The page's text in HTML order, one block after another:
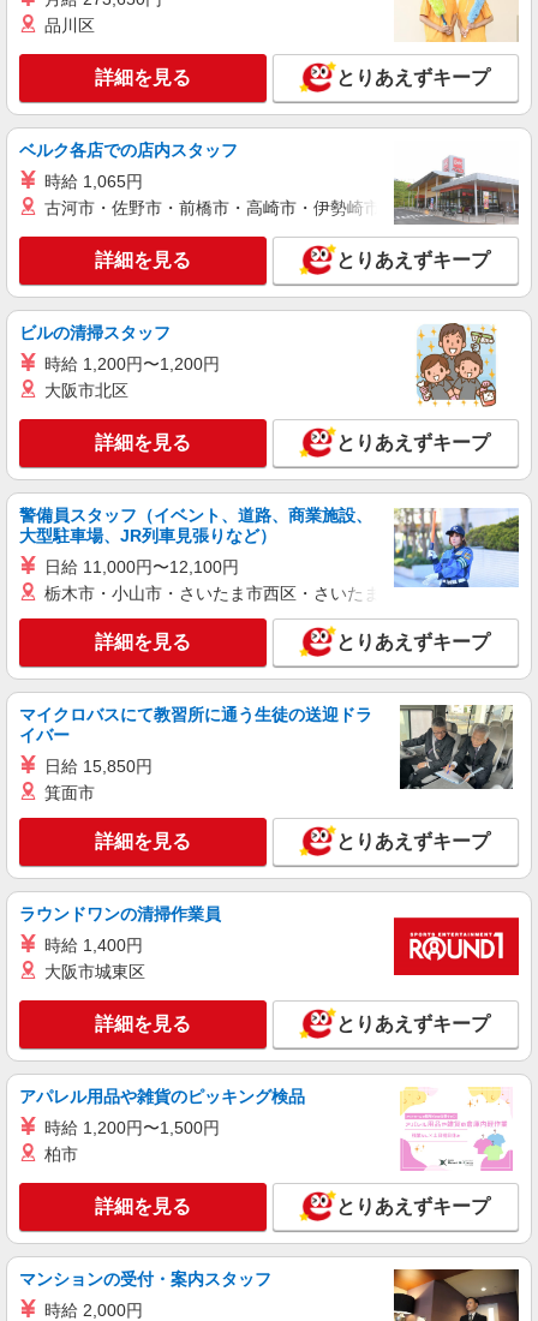
頂くと, インセンティブ支給(規定有) ★月2回払
い・週払い可能（規程有）★ ゜・。○。・゜
+゜・。○。・゜+゜
キープ 詳細を見る
紹介予定派遣
株式会社シエロ
【docomo】の携帯販売スタッフ
時給1400円〜 ※残業代支給 ★交通費別途支給
（規定あり） ゜+゜・。○。・゜+゜・。○。・゜
+゜ 入社祝い金10万円支給(規定有) お友達を紹介
頂くと, インセンティブ支給(規定有) ★月2回払
い・週払い可能（規程有）★ ゜・。○。・゜
+゜・。○。・゜+゜
富山県富山市のdocomoショップ
キープ 詳細を見る
紹介予定派遣
株式会社シエロ
時給1400円〜 ※残業代支給 ★交通費別途支給
（規定あり） ゜+゜・。○。・゜+゜・。○。・゜
+゜ 入社祝い金10万円支給(規定有) お友達を紹介
頂くと, インセンティブ支給(規定有) ★月2回払
い・週払い可能（規程有）★ ゜・。○。・゜
+゜・。○。・゜+゜
富山県富山市のdocomoショップ
キープ 詳細を見る
紹介予定派遣
【楽天モバイル】の店舗スタッフ
時給1700円〜2000円（経験・能力による） ※
残業代支給 ★交通費別途支給（規定あり） ゜
+゜・。○。・゜+゜・。○。・゜+゜ 入社祝い金10
有）★ ゜・。○。・゜+゜・。○。・゜+゜
富山県富山市の楽天モバイルショップ
キープ 詳細を見る
紹介予定派遣
株式会社シエロ
人気機種に詳しくなれる携帯販売
【softbank】
時給1400円〜1600円（経験・能力による） ※
残業代支給 ★交通費別途支給（規定あり） ゜
+゜・。○。・゜+゜・。○。・゜+゜ 入社祝い金10
万円支給(規定有) お友達を紹介頂くと, インセンテ
ィブ支給(規定有) ★月2回払い・週払い可能（規程
有）★ ゜・。○。・゜+゜・。○。・゜+゜
キープ 詳細を見る
派遣社員
株式会社シエロ
【楽天モバイル】の店舗スタッフ
月給245250円〜 ※残業代支給 ★交通費別途支
給（規定あり） ゜+゜・。○。・゜+゜・。
○。・゜+゜ 入社祝い金10万円支給(規定有) お友達
を紹介頂くと, インセンティブ支給(規定有) ゜・。
○。・゜+゜・。○。・゜+゜
富山県富山市の楽天モバイルショップ
キープ 詳細を見る
品川区
詳細を見る とりあえずキープ
ベルク各店での店内スタッフ
時給 1,065円
古河市・佐野市・前橋市・高崎市・伊勢崎市・太田市・館林市
詳細を見る とりあえずキープ
ビルの清掃スタッフ
時給 1,200円〜1,200円
大阪市北区
詳細を見る とりあえずキープ
警備員スタッフ（イベント、道路、商業施設、
大型駐車場、JR列車見張りなど）
日給 11,000円〜12,100円
栃木市・小山市・さいたま市西区・さいたま市岩槻区・久喜市・
詳細を見る とりあえずキープ
マイクロバスにて教習所に通う生徒の送迎ドラ
イバー
日給 15,850円
箕面市
詳細を見る とりあえずキープ
ラウンドワンの清掃作業員
時給 1,400円
大阪市城東区
詳細を見る とりあえずキープ
アパレル用品や雑貨のピッキング検品
時給 1,200円〜1,500円
柏市
詳細を見る とりあえずキープ
マンションの受付・案内スタッフ
時給 2,000円